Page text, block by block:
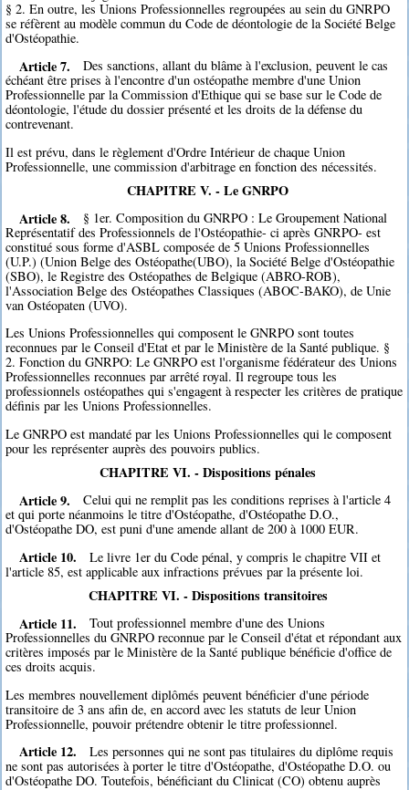
§ 2. En outre, les Unions Professionnelles regroupées au sein du GNRPO
se réfèrent au modèle commun du Code de déontologie de la Société Belge
d'Ostéopathie.
Article 7.
Des sanctions, allant du blâme à l'exclusion, peuvent le cas
échéant être prises à l'encontre d'un ostéopathe membre d'une Union
Professionnelle par la Commission d'Ethique qui se base sur le Code de
déontologie, l'étude du dossier présenté et les droits de la défense du
contrevenant.
Il est prévu, dans le règlement d'Ordre Intérieur de chaque Union
Professionnelle, une commission d'arbitrage en fonction des nécessités.
CHAPITRE V. - Le GNRPO
Article 8.
§ 1er. Composition du GNRPO : Le Groupement National
Représentatif des Professionnels de l'Ostéopathie- ci après GNRPO- est
constitué sous forme d'ASBL composée de 5 Unions Professionnelles
(U.P.) (Union Belge des Ostéopathe(UBO), la Société Belge d'Ostéopathie
(SBO), le Registre des Ostéopathes de Belgique (ABRO-ROB),
l'Association Belge des Ostéopathes Classiques (ABOC-BAKO), de Unie
van Ostéopaten (UVO).
Les Unions Professionnelles qui composent le GNRPO sont toutes
reconnues par le Conseil d'Etat et par le Ministère de la Santé publique. §
2. Fonction du GNRPO: Le GNRPO est l'organisme fédérateur des Unions
Professionnelles reconnues par arrêté royal. Il regroupe tous les
professionnels ostéopathes qui s'engagent à respecter les critères de pratique
définis par les Unions Professionnelles.
Le GNRPO est mandaté par les Unions Professionnelles qui le composent
pour les représenter auprès des pouvoirs publics.
CHAPITRE VI. - Dispositions pénales
Article 9.
Celui qui ne remplit pas les conditions reprises à l'article 4
et qui porte néanmoins le titre d'Ostéopathe, d'Ostéopathe D.O.,
d'Ostéopathe DO, est puni d'une amende allant de 200 à 1000 EUR.
Article 10.
Le livre 1er du Code pénal, y compris le chapitre VII et
l'article 85, est applicable aux infractions prévues par la présente loi.
CHAPITRE VI. - Dispositions transitoires
Article 11.
Tout professionnel membre d'une des Unions
Professionnelles du GNRPO reconnue par le Conseil d'état et répondant aux
critères imposés par le Ministère de la Santé publique bénéficie d'office de
ces droits acquis.
Les membres nouvellement diplômés peuvent bénéficier d'une période
transitoire de 3 ans afin de, en accord avec les statuts de leur Union
Professionnelle, pouvoir prétendre obtenir le titre professionnel.
Article 12.
Les personnes qui ne sont pas titulaires du diplôme requis
ne sont pas autorisées à porter le titre d'Ostéopathe, d'Ostéopathe D.O. ou
d'Ostéopathe DO. Toutefois, bénéficiant du Clinicat (CO) obtenu auprès